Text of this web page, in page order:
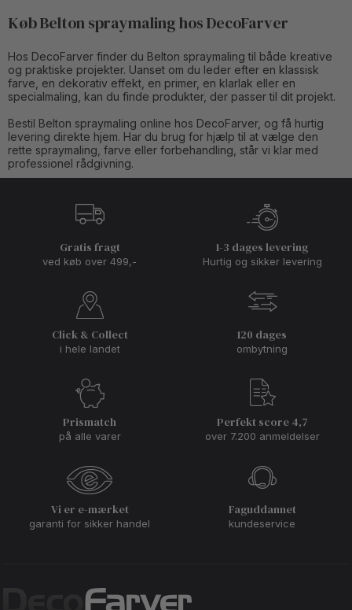
Køb Belton spraymaling hos DecoFarver
Hos DecoFarver finder du Belton spraymaling til både kreative
og praktiske projekter. Uanset om du leder efter en klassisk
farve, en dekorativ effekt, en primer, en klarlak eller en
specialmaling, kan du finde produkter, der passer til dit projekt.
Bestil Belton spraymaling online hos DecoFarver, og få hurtig
levering direkte hjem. Har du brug for hjælp til at vælge den
rette spraymaling, farve eller forbehandling, står vi klar med
professionel rådgivning.
Gratis fragt
ved køb over 499,-
1-3 dages levering
Hurtig og sikker levering
Click & Collect
i hele landet
120 dages
ombytning
Prismatch
på alle varer
Perfekt score 4,7
over 7.200 anmeldelser
Vi er e-mærket
garanti for sikker handel
Faguddannet
kundeservice